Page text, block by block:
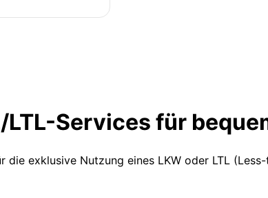
LTL-Services für
die exklusive Nutzung eines LKW oder LTL